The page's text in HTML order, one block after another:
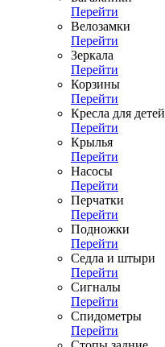
Перейти
Велозамки
Перейти
Зеркала
Перейти
Корзины
Перейти
Кресла для детей
Перейти
Крылья
Перейти
Насосы
Перейти
Перчатки
Перейти
Подножки
Перейти
Седла и штыри
Перейти
Сигналы
Перейти
Спидометры
Перейти